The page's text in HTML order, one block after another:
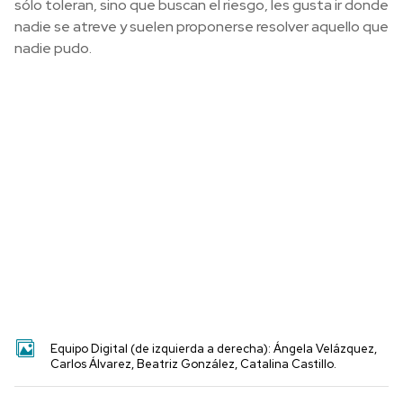
sólo toleran, sino que buscan el riesgo, les gusta ir donde
nadie se atreve y suelen proponerse resolver aquello que
nadie pudo.
Equipo Digital (de izquierda a derecha): Ángela Velázquez,
Carlos Álvarez, Beatriz González, Catalina Castillo.